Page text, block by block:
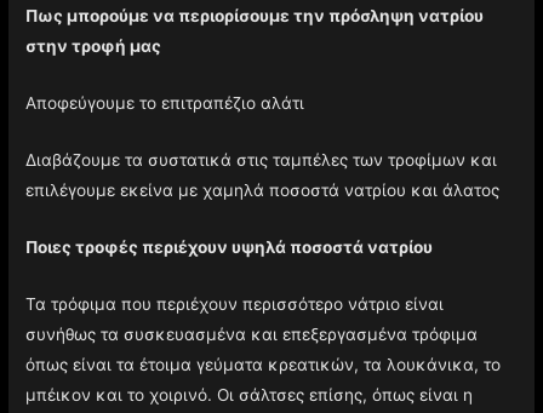
Πως μπορούμε να περιορίσουμε την πρόσληψη νατρίου
στην τροφή μας
Αποφεύγουμε το επιτραπέζιο αλάτι
Διαβάζουμε τα συστατικά στις ταμπέλες των τροφίμων και
επιλέγουμε εκείνα με χαμηλά ποσοστά νατρίου και άλατος
Ποιες τροφές περιέχουν υψηλά ποσοστά νατρίου
Τα τρόφιμα που περιέχουν περισσότερο νάτριο είναι
συνήθως τα συσκευασμένα και επεξεργασμένα τρόφιμα
όπως είναι τα έτοιμα γεύματα κρεατικών, τα λουκάνικα, το
μπέικον και το χοιρινό. Οι σάλτσες επίσης, όπως είναι η